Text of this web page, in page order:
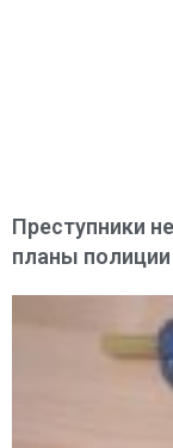
Преступники
планы полиции